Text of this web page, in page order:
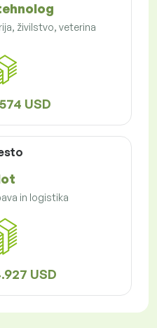
živilstvo, veterina
USD
in logistika
USD